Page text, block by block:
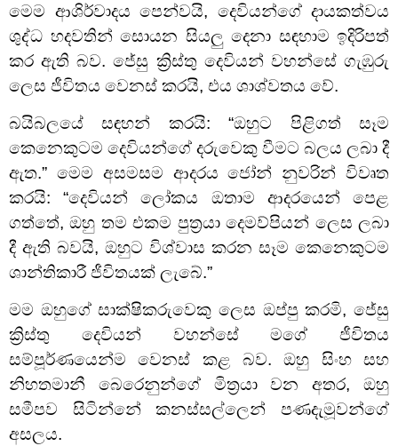
මෙම ආශිර්වාදය පෙන්වයි, දෙවියන්ගේ දායකත්වය
ශුද්ධ හදවතින් සොයන සියලු දෙනා සඳහාම ඉදිරිපත්
කර ඇති බව. ජේසු ක්‍රිස්තු දෙවියන් වහන්සේ ගැඹුරු
ලෙස ජීවිතය වෙනස් කරයි, එය ශාශ්වතය වේ.
බයිබලයේ සඳහන් කරයි: “ඔහුට පිළිගත් සෑම
කෙනෙකුටම දෙවියන්ගේ දරුවෙකු වීමට බලය ලබා දී
ඇත.” මෙම අසමසම ආදරය ජෝන් නුවරින් විවෘත
කරයි: “දෙවියන් ලෝකය ඔතාම ආදරයෙන් පෙළ
ගත්තේ, ඔහු තම එකම පුත්‍රයා දෙමව්පියන් ලෙස ලබා
දී ඇති බවයි, ඔහුට විශ්වාස කරන සෑම කෙනෙකුටම
ශාන්තිකාරී ජීවිතයක් ලැබේ.”
මම ඔහුගේ සාක්ෂිකරුවෙකු ලෙස ඔප්පු කරමි, ජේසු
ක්‍රිස්තු දෙවියන් වහන්සේ මගේ ජීවිතය
සම්පූර්ණයෙන්ම වෙනස් කළ බව. ඔහු සිංහ සහ
නිහතමානී බෙරෙනුන්ගේ මිත්‍රයා වන අතර, ඔහු
සමීපව සිටින්නේ කනස්සල්ලෙන් පණදැමූවන්ගේ
අසලය.